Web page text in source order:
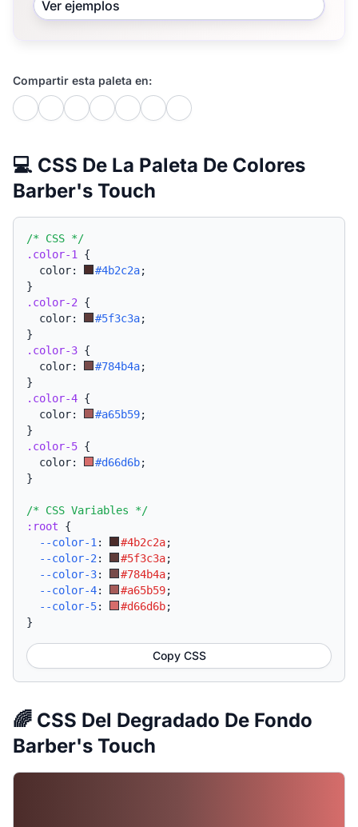
Ver ejemplos
Compartir esta paleta en:
💻 CSS De La Paleta De Colores
Barber's Touch
/* CSS */
.color-1
{
  color:
#4b2c2a;
}
.color-2 {
  color:
#5f3c3a;
}
.color-3 {
  color:
#784b4a;
}
.color-4 {
  color:
#a65b59;
}
.color-5 {
  color:
#d66d6b;
}
/* CSS Variables */
:root {
--color-1 : #4b2c2a;
--color-2 : #5f3c3a;
--color-3: #784b4a;
--color-4: #a65b59;
--color-5: #d66d6b;
}
Copy CSS
🌈 CSS Del Degradado De Fondo
Barber's Touch